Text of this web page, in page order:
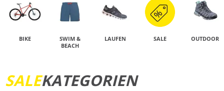
BIKE
SWIM &
BEACH
LAUFEN SALE OUTDOOR
JETZT ENTDECKEN
SALEKATEGORIEN